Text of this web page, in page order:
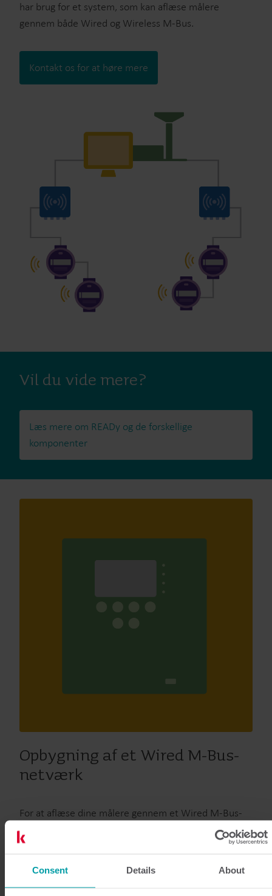
Consent Details About
har brug for et system, som kan aflæse målere
gennem både Wired og Wireless M-Bus.
Kontakt os for at høre mere
Vil du vide mere?
Læs mere om READy og de forskellige
komponenter
Opbygning af et Wired M-Bus-
netværk
For at aflæse dine målere gennem et Wired M-Bus-
netværk skal hver måler være udstyret med et M-
Bus-modul og forbundet med en M-Bus Master-
En M-Bus Master er nem at installere, og fordi den er